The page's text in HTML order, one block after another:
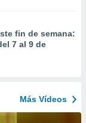
fin de semana:
7 al 9 de
Más Vídeos